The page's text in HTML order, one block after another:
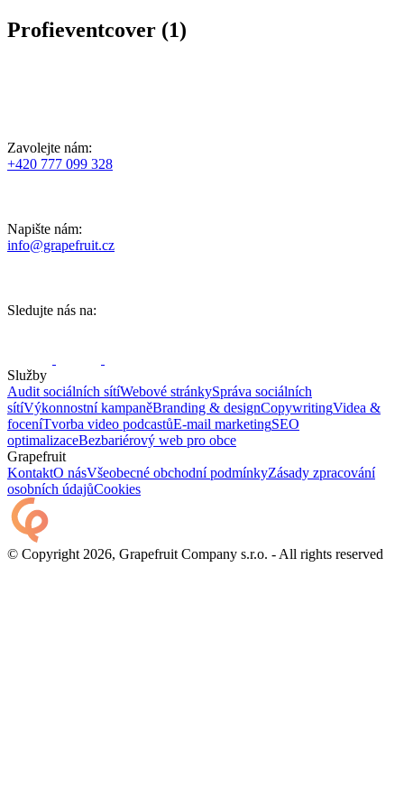
Profieventcover (1)
Zavolejte nám:
+420 777 099 328
Napište nám:
info@grapefruit.cz
Sledujte nás na:
Služby
Audit sociálních sítíWebové stránkySpráva sociálních
sítíVýkonnostní kampaněBranding & designCopywritingVidea &
foceníTvorba video podcastůE-mail marketingSEO
optimalizaceBezbariérový web pro obce
Grapefruit
KontaktO násVšeobecné obchodní podmínkyZásady zpracování
osobních údajůCookies
© Copyright 2026, Grapefruit Company s.r.o. - All rights reserved